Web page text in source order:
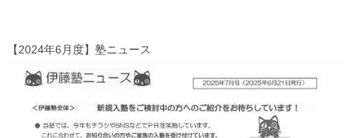
よくある質問
保護者・生徒の声
お問い合わせ
【2024年6月度】塾ニュース